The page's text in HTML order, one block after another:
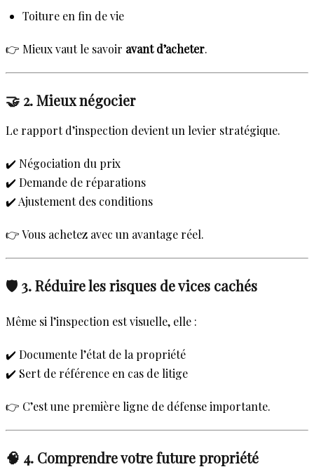
Toiture en fin de vie
👉 Mieux vaut le savoir avant d’acheter.
🤝 2. Mieux négocier
Le rapport d’inspection devient un levier stratégique.
✔️ Négociation du prix
✔️ Demande de réparations
✔️ Ajustement des conditions
👉 Vous achetez avec un avantage réel.
🛡️ 3. Réduire les risques de vices cachés
Même si l’inspection est visuelle, elle :
✔️ Documente l’état de la propriété
✔️ Sert de référence en cas de litige
👉 C’est une première ligne de défense importante.
🧠 4. Comprendre votre future propriété